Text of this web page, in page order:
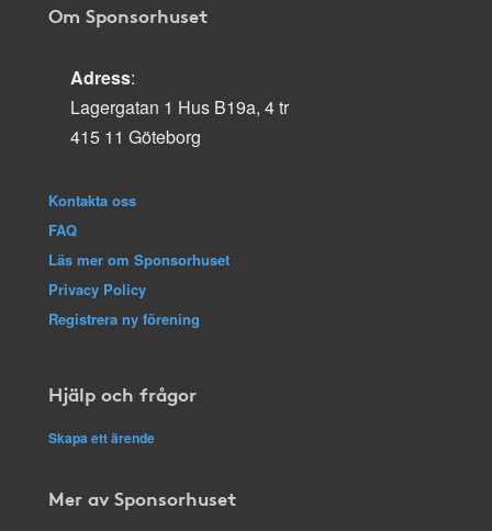
Om Sponsorhuset
Adress:
Lagergatan 1 Hus B19a, 4 tr
415 11 Göteborg
Kontakta oss
FAQ
Läs mer om Sponsorhuset
Privacy Policy
Registrera ny förening
Hjälp och frågor
Skapa ett ärende
Mer av Sponsorhuset